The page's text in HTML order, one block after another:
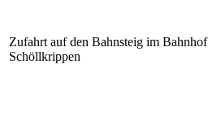
Zufahrt auf den Bahnsteig im Bahnhof
Schöllkrippen